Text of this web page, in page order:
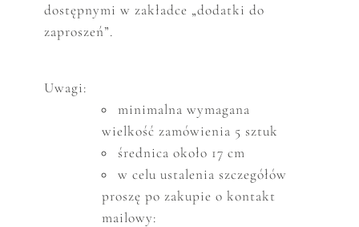
dostępnymi w zakładce „dodatki do
zaproszeń”.
Uwagi:
minimalna wymagana
wielkość zamówienia 5 sztuk
średnica około 17 cm
w celu ustalenia szczegółów
proszę po zakupie o kontakt
mailowy: